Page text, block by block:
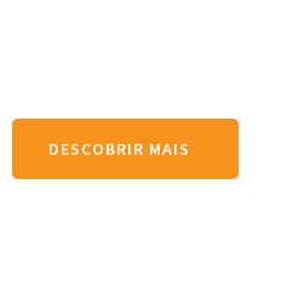
DESCOBRIR MAIS